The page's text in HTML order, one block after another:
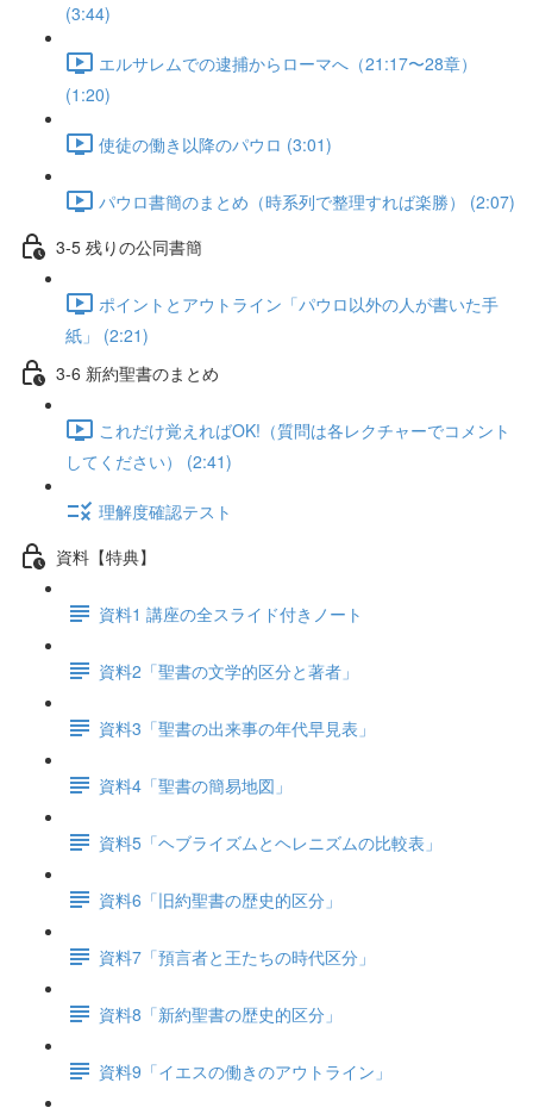
(3:44)
エルサレムでの逮捕からローマへ（21:17〜28章）
(1:20)
使徒の働き以降のパウロ (3:01)
パウロ書簡のまとめ（時系列で整理すれば楽勝） (2:07)
3-5 残りの公同書簡
ポイントとアウトライン「パウロ以外の人が書いた手
紙」 (2:21)
3-6 新約聖書のまとめ
これだけ覚えればOK!（質問は各レクチャーでコメント
してください） (2:41)
理解度確認テスト
資料【特典】
資料1 講座の全スライド付きノート
資料2「聖書の文学的区分と著者」
資料3「聖書の出来事の年代早見表」
資料4「聖書の簡易地図」
資料5「ヘブライズムとヘレニズムの比較表」
資料6「旧約聖書の歴史的区分」
資料7「預言者と王たちの時代区分」
資料8「新約聖書の歴史的区分」
資料9「イエスの働きのアウトライン」